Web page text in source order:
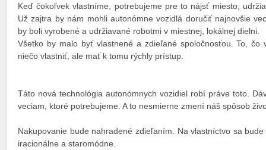
Keď čokoľvek vlastníme, potrebujeme pre to nájsť miesto,
Už zajtra by nám mohli autonómne vozidlá doručiť najnovšie
by boli vyrobené a udržiavané robotmi v miestnej, lokálnej dielni.
Všetko by malo byť vlastnené a zdieľané spoločnosťou. To, čo
niečo vlastniť, ale mať k tomu rýchly prístup.
Táto nová technológia autonómnych vozidiel robí práve toto.
veciam, ktoré potrebujeme. A to nesmierne zmení náš spôsob
Nakupovanie bude nahradené zdieľaním. Na vlastníctvo sa
iracionálne a staromódne.